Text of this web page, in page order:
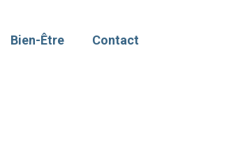
Bien-Être Contact